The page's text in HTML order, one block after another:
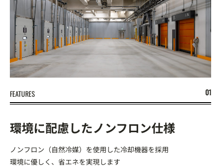
FEATURES
環境に配慮したノンフロン仕様
ノンフロン（自然冷媒）を使用した冷却機器を採用
環境に優しく、省エネを実現します